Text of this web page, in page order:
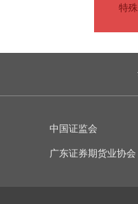
特
中国证监会
广东证券期货业协会